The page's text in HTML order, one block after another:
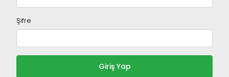
Şifre
Giriş Yap